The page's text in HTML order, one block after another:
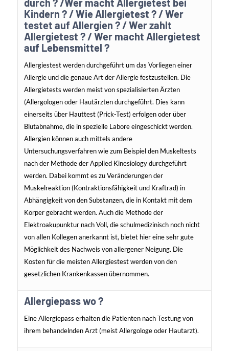
durch ? /Wer macht Allergietest bei
Kindern ? / Wie Allergietest ? / Wer
testet auf Allergien ? / Wer zahlt
Allergietest ? / Wer macht Allergietest
auf Lebensmittel ?
Allergiestest werden durchgeführt um das Vorliegen einer
Allergie und die genaue Art der Allergie festzustellen. Die
Allergietests werden meist von spezialisierten Ärzten
(Allergologen oder Hautärzten durchgeführt. Dies kann
einerseits über Hauttest (Prick-Test) erfolgen oder über
Blutabnahme, die in spezielle Labore eingeschickt werden.
Allergien können auch mittels andere
Untersuchungsverfahren wie zum Beispiel den Muskeltests
nach der Methode der Applied Kinesiology durchgeführt
werden. Dabei kommt es zu Veränderungen der
Muskelreaktion (Kontraktionsfähigkeit und Kraftrad) in
Abhängigkeit von den Substanzen, die in Kontakt mit dem
Körper gebracht werden. Auch die Methode der
Elektroakupunktur nach Voll, die schulmedizinisch noch nicht
von allen Kollegen anerkannt ist, bietet hier eine sehr gute
Möglichkeit des Nachweis von allergener Neigung. Die
Kosten für die meisten Allergiestest werden von den
gesetzlichen Krankenkassen übernommen.
Allergiepass wo ?
Eine Allergiepass erhalten die Patienten nach Testung von
ihrem behandelnden Arzt (meist Allergologe oder Hautarzt).